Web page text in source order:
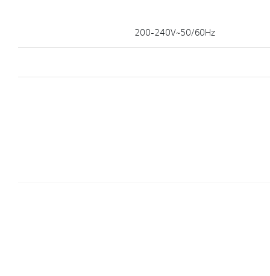
200-240V~50/60Hz